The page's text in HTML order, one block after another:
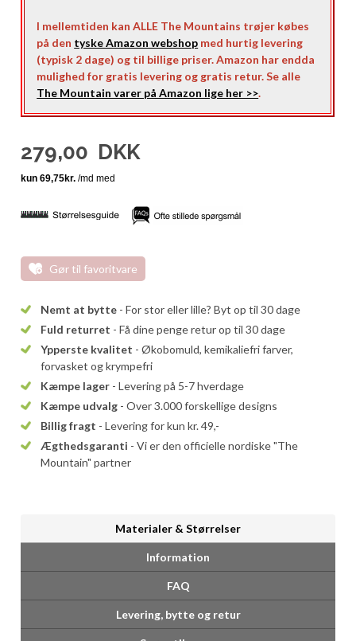
I mellemtiden kan ALLE The Mountains trøjer købes
på den tyske Amazon webshop med hurtig levering
(typisk 2 dage) og til billige priser. Amazon har endda
mulighed for gratis levering og gratis retur. Se alle
The Mountain varer på Amazon lige her >>.
279,00 DKK
Gør til favoritvare
Nemt at bytte - For stor eller lille? Byt op til 30 dage
Fuld returret - Få dine penge retur op til 30 dage
Ypperste kvalitet - Økobomuld, kemikaliefri farver,
forvasket og krympefri
Kæmpe lager - Levering på 5-7 hverdage
Kæmpe udvalg - Over 3.000 forskellige designs
Billig fragt - Levering for kun kr. 49,-
Ægthedsgaranti - Vi er den officielle nordiske "The
Mountain" partner
Materialer & Størrelser
Information
FAQ
Levering, bytte og retur